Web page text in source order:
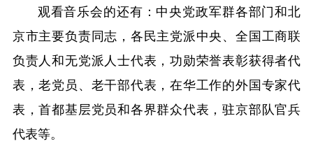
观看音乐会的还有：中央党政军群各部门和北
京市主要负责同志，各民主党派中央、全国工商联
负责人和无党派人士代表，功勋荣誉表彰获得者代
表，老党员、老干部代表，在华工作的外国专家代
表，首都基层党员和各界群众代表，驻京部队官兵
代表等。